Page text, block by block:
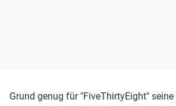
Grund genug für "FiveThirtyEight" seine